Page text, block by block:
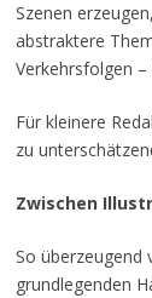
Szenen
abstraktere
Verkehrsfolgen
Für kleinere
zu
Zwischen
So überzeugend
grundlegenden